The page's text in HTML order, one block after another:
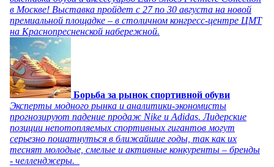
в Москве! Выставка пройдет с 27 по 30 августа на новой
премиальной площадке – в столичном конгресс-центре ЦМТ
на Краснопресненской набережной.
Борьба за рынок спортивной обуви
Эксперты модного рынка и аналитики-экономисты
прогнозируют падение продаж Nike и Adidas. Лидерские
позиции непотопляемых спортивных гигантов могут
серьезно пошатнуться в ближайшие годы, так как их
теснят молодые, смелые и активные конкуренты – бренды
- челленджеры.